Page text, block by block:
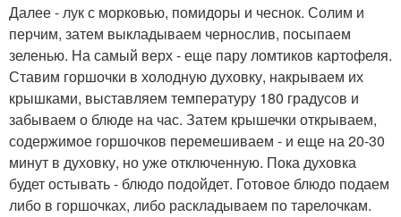
Далее - лук с морковью, помидоры и чеснок. Солим и
перчим, затем выкладываем чернослив, посыпаем
зеленью. На самый верх - еще пару ломтиков картофеля.
Ставим горшочки в холодную духовку, накрываем их
крышками, выставляем температуру 180 градусов и
забываем о блюде на час. Затем крышечки открываем,
содержимое горшочков перемешиваем - и еще на 20-30
минут в духовку, но уже отключенную. Пока духовка
будет остывать - блюдо подойдет. Готовое блюдо подаем
либо в горшочках, либо раскладываем по тарелочкам.